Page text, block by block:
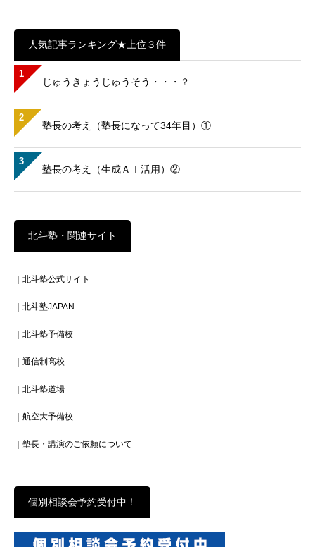
人気記事ランキング★上位３件
1
じゅうきょうじゅうそう・・・？
2
塾長の考え（塾長になって34年目）①
3
塾長の考え（生成ＡＩ活用）②
北斗塾・関連サイト
｜北斗塾公式サイト
｜北斗塾JAPAN
｜北斗塾予備校
｜通信制高校
｜北斗塾道場
｜航空大予備校
｜塾長・講演のご依頼について
個別相談会予約受付中！